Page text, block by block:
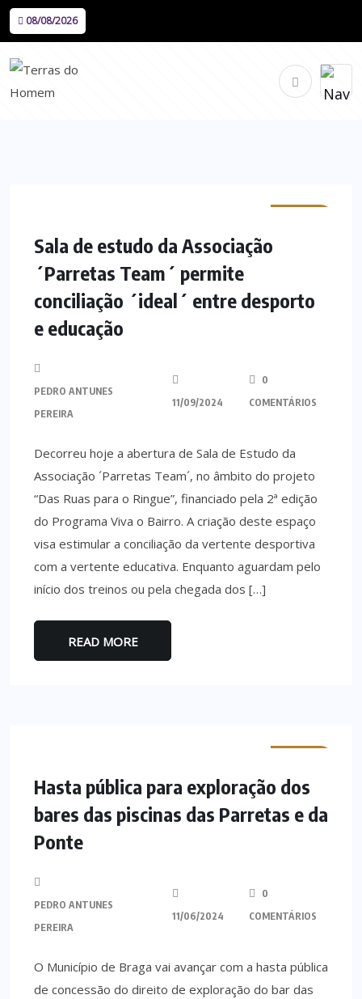
08/08/2026
Sala de estudo da Associação
´Parretas Team´ permite
conciliação ´ideal´ entre desporto
e educação
PEDRO ANTUNES
PEREIRA
11/09/2024
0
COMENTÁRIOS
Decorreu hoje a abertura de Sala de Estudo da
Associação ´Parretas Team´, no âmbito do projeto
“Das Ruas para o Ringue”, financiado pela 2ª edição
do Programa Viva o Bairro. A criação deste espaço
visa estimular a conciliação da vertente desportiva
com a vertente educativa. Enquanto aguardam pelo
início dos treinos ou pela chegada dos […]
READ MORE
Hasta pública para exploração dos
bares das piscinas das Parretas e da
Ponte
PEDRO ANTUNES
PEREIRA
11/06/2024
0
COMENTÁRIOS
O Município de Braga vai avançar com a hasta pública
de concessão do direito de exploração do bar das